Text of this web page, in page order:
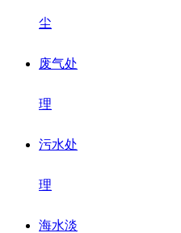
尘
废气处
理
污水处
理
海水淡